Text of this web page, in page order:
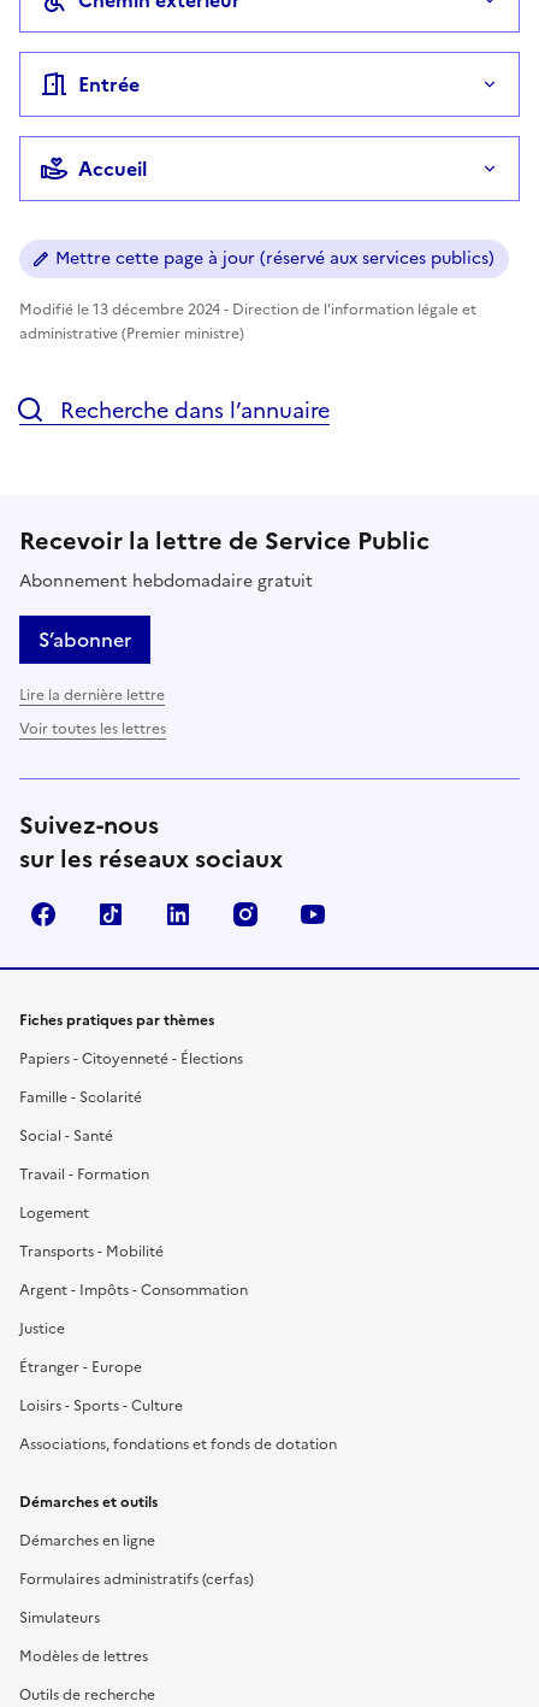
Entrée
Accueil
Mettre cette page à jour (réservé aux services publics)
Modifié le 13 décembre 2024 - Direction de l'information légale et
administrative (Premier ministre)
Recherche dans l’annuaire
Recevoir la lettre de Service Public
Abonnement hebdomadaire gratuit
S’abonner
Lire la dernière lettre
Voir toutes les lettres
Suivez-nous
sur les réseaux sociaux
FacebookTikTok LinkedIn Instagram
Fiches pratiques par thèmes
Papiers - Citoyenneté - Élections
Famille - Scolarité
Social - Santé
Travail - Formation
Logement
Transports - Mobilité
Argent - Impôts - Consommation
Justice
Étranger - Europe
Loisirs - Sports - Culture
Associations, fondations et fonds de dotation
Démarches et outils
Démarches en ligne
Formulaires administratifs (cerfas)
Simulateurs
Modèles de lettres
Outils de recherche